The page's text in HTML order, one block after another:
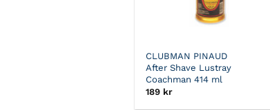
CLUBMAN PINAUD
After Shave Lustray
Coachman 414 ml
189 kr